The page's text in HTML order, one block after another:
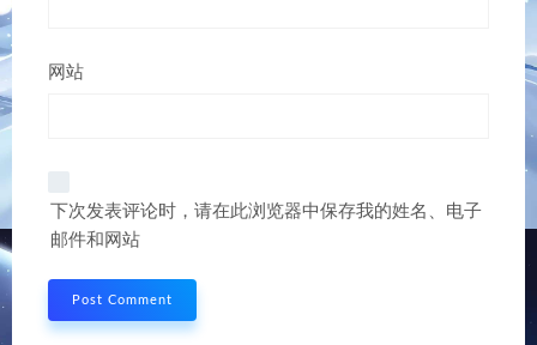
网站
下次发表评论时，请在此浏览器中保存我的姓名、电子
邮件和网站